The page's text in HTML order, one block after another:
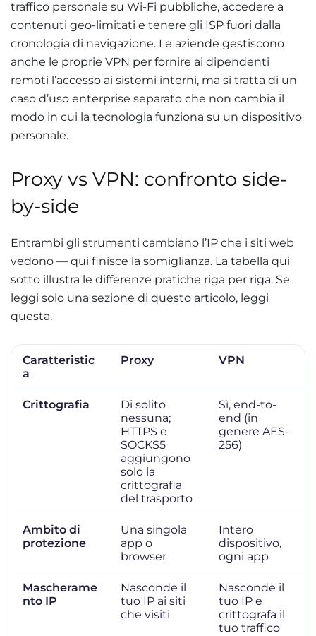
traffico personale su Wi-Fi pubbliche, accedere a
contenuti geo-limitati e tenere gli ISP fuori dalla
cronologia di navigazione. Le aziende gestiscono
anche le proprie VPN per fornire ai dipendenti
remoti l’accesso ai sistemi interni, ma si tratta di un
caso d’uso enterprise separato che non cambia il
modo in cui la tecnologia funziona su un dispositivo
personale.
Proxy vs VPN: confronto side-
by-side
Entrambi gli strumenti cambiano l’IP che i siti web
vedono — qui finisce la somiglianza. La tabella qui
sotto illustra le differenze pratiche riga per riga. Se
leggi solo una sezione di questo articolo, leggi
questa.
Caratteristic
a
Proxy VPN
Crittografia
Di solito
nessuna;
HTTPS e
SOCKS5
aggiungono
solo la
crittografia
del trasporto
Sì, end-to-
end (in
genere AES-
256)
Ambito di
protezione
Una singola
app o
browser
Intero
dispositivo,
ogni app
Mascherame
nto IP
Nasconde il
tuo IP ai siti
che visiti
Nasconde il
tuo IP e
crittografa il
tuo traffico